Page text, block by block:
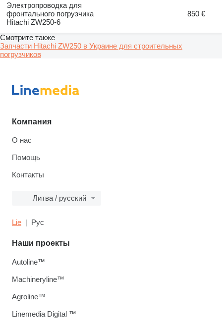
Электропроводка для
фронтального погрузчика
Hitachi ZW250-6
850 €
Смотрите также
Запчасти Hitachi ZW250 в Украине для строительных
погрузчиков
Компания
О нас
Помощь
Контакты
Литва / русский
Lie Рус
Наши проекты
Autoline™
Machineryline™
Agroline™
Linemedia Digital ™